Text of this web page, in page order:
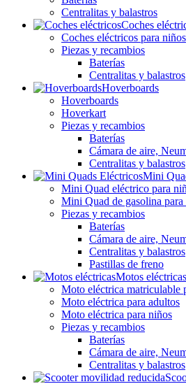
Centralitas y balastros
Coches
Coches eléctricos para niños
Piezas y recambios
Baterías
Centralitas y balastros
Hoverboards
Hoverboards
Hoverkart
Piezas y recambios
Baterías
Cámara de aire,
Centralitas y balastros
Mini
Mini Quad eléctrico para
Mini Quad de gasolina para
Piezas y recambios
Baterías
Cámara de aire,
Centralitas y balastros
Pastillas de freno
Motos eléctricas
Moto eléctrica matriculable
Moto eléctrica para adultos
Moto eléctrica para niños
Piezas y recambios
Baterías
Cámara de aire,
Centralitas y balastros